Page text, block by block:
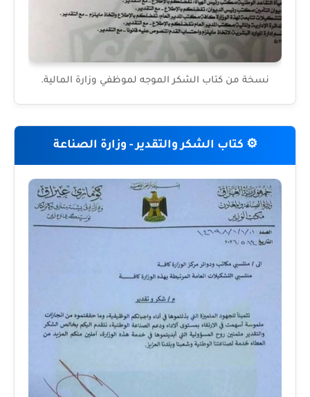
نسخة من كتاب الشكر الموجه لموظفي وزارة المالية.
⚙️ كتاب الشكر والتقدير - وزارة الصناعة